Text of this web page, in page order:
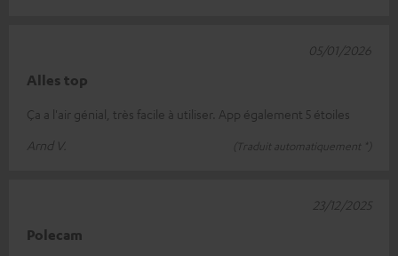
Alles top
Ça a l'air génial, très facile à utiliser. App également 5 étoiles
Arnd V.
(Traduit automatiquement *)
05/01/2026
Polecam
23/12/2025